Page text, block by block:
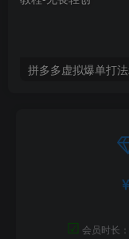
☑ 会员时长